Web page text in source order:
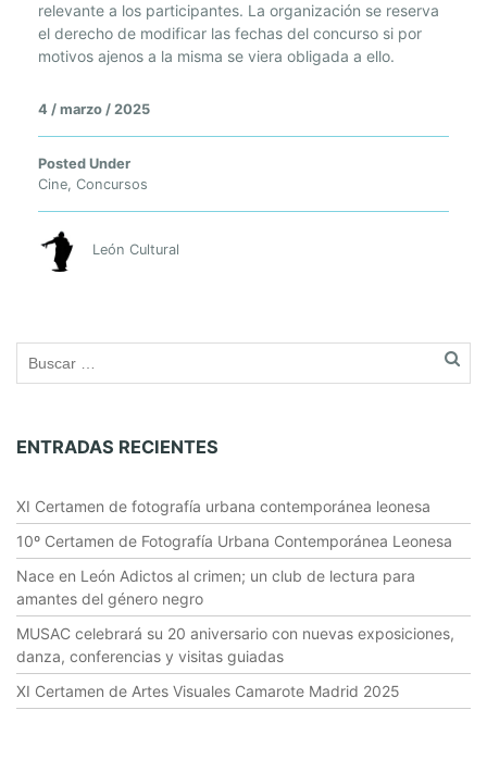
relevante a los participantes. La organización se reserva
el derecho de modificar las fechas del concurso si por
motivos ajenos a la misma se viera obligada a ello.
4 / marzo / 2025
Posted Under
Cine, Concursos
León Cultural
ENTRADAS RECIENTES
XI Certamen de fotografía urbana contemporánea leonesa
10º Certamen de Fotografía Urbana Contemporánea Leonesa
Nace en León Adictos al crimen; un club de lectura para
amantes del género negro
MUSAC celebrará su 20 aniversario con nuevas exposiciones,
danza, conferencias y visitas guiadas
XI Certamen de Artes Visuales Camarote Madrid 2025